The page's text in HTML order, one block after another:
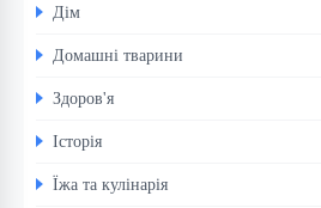
Дім
Домашні тварини
Здоров'я
Історія
Їжа та кулінарія